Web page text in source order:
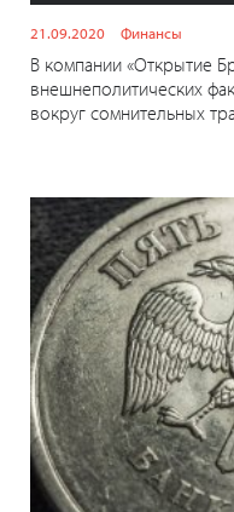
21.09.2020 Финансы
В компании «Открытие
внешнеполитических
вокруг сомнительных